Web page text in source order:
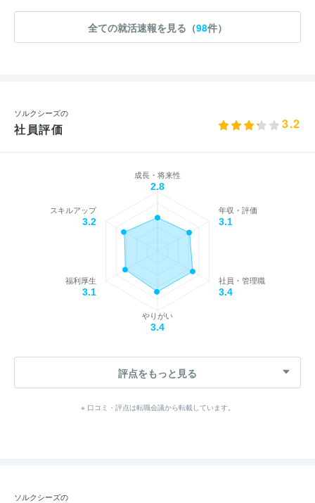
全ての就活速報を見る（98件）
ソルクシーズの
社員評価 3.2
成長・将来性
2.8
年収・評価
3.1
社員・管理職
3.4
やりがい
3.4
福利厚生
3.1
スキルアップ
3.2
評点をもっと見る
※ 口コミ・評点は転職会議から転載しています。
ソルクシーズの